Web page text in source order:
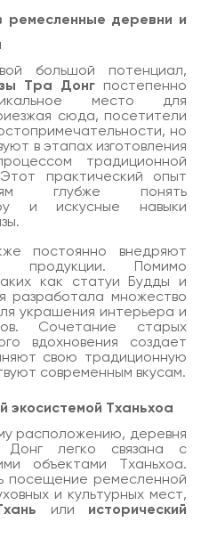
ремесленные деревни и
большой потенциал,
Тра Донг постепенно
место для
сюда, посетители
но
в этапах изготовления
традиционной
практический опыт
глубже понять
и искусные навыки
постоянно внедряют
продукции. Помимо
как статуи Будды и
разработала множество
украшения интерьера и
Сочетание старых
вдохновения создает
свою традиционную
современным вкусам.
экосистемой Тханьхоа
расположению, деревня
легко связана с
объектами Тханьхоа.
посещение ремесленной
и культурных мест,
или исторический